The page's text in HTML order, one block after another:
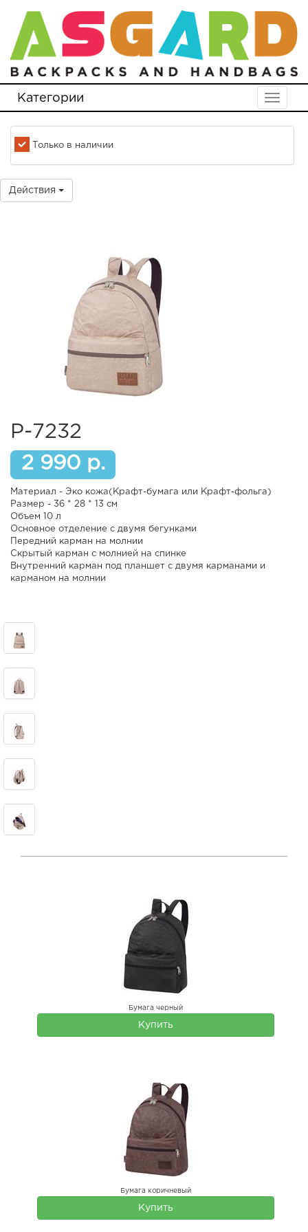
Категории
Toggle
Только в наличии
Действия
Р-7232
2 990 р.
Материал - Эко кожа(Крафт-бумага или Крафт-фольга)
Размер - 36 * 28 * 13 см
Объем 10 л
Основное отделение с двумя бегунками
Передний карман на молнии
Скрытый карман с молнией на спинке
Внутренний карман под планшет с двумя карманами и
карманом на молнии
Бумага черный
Купить
Бумага коричневый
Купить